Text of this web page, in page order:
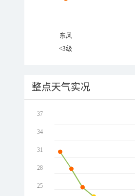
东风
<3级
整点天气实况
37
34
31
28
25